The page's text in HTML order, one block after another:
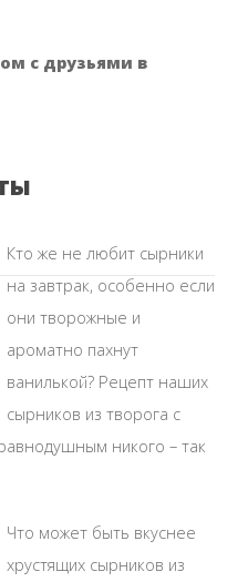
с друзьями в
Кто же не любит сырники
на завтрак, особенно если
они творожные и
ароматно пахнут
ванилькой? Рецепт наших
сырников из творога с
никого – так
Что может быть вкуснее
хрустящих сырников из